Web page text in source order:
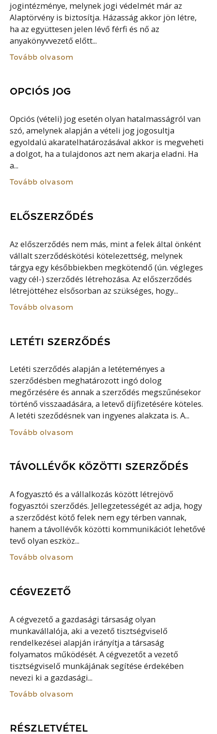
jogintézménye, melynek jogi védelmét már az
Alaptörvény is biztosítja. Házasság akkor jön létre,
ha az együttesen jelen lévő férfi és nő az
anyakönyvvezető előtt...
Tovább olvasom
OPCIÓS JOG
Opciós (vételi) jog esetén olyan hatalmasságról van
szó, amelynek alapján a vételi jog jogosultja
egyoldalú akaratelhatározásával akkor is megveheti
a dolgot, ha a tulajdonos azt nem akarja eladni. Ha
a...
Tovább olvasom
ELŐSZERZŐDÉS
Az előszerződés nem más, mint a felek által önként
vállalt szerződéskötési kötelezettség, melynek
tárgya egy későbbiekben megkötendő (ún. végleges
vagy cél-) szerződés létrehozása. Az előszerződés
létrejöttéhez elsősorban az szükséges, hogy...
Tovább olvasom
LETÉTI SZERZŐDÉS
Letéti szerződés alapján a letéteményes a
szerződésben meghatározott ingó dolog
megőrzésére és annak a szerződés megszűnésekor
történő visszaadására, a letevő díjfizetésére köteles.
A letéti szeződésnek van ingyenes alakzata is. A...
Tovább olvasom
TÁVOLLÉVŐK KÖZÖTTI SZERZŐDÉS
A fogyasztó és a vállalkozás között létrejövő
fogyasztói szerződés. Jellegzetességét az adja, hogy
a szerződést kötő felek nem egy térben vannak,
hanem a távollévők közötti kommunikációt lehetővé
tevő olyan eszköz...
Tovább olvasom
CÉGVEZETŐ
A cégvezető a gazdasági társaság olyan
munkavállalója, aki a vezető tisztségviselő
rendelkezései alapján irányítja a társaság
folyamatos működését. A cégvezetőt a vezető
tisztségviselő munkájának segítése érdekében
nevezi ki a gazdasági...
Tovább olvasom
RÉSZLETVÉTEL